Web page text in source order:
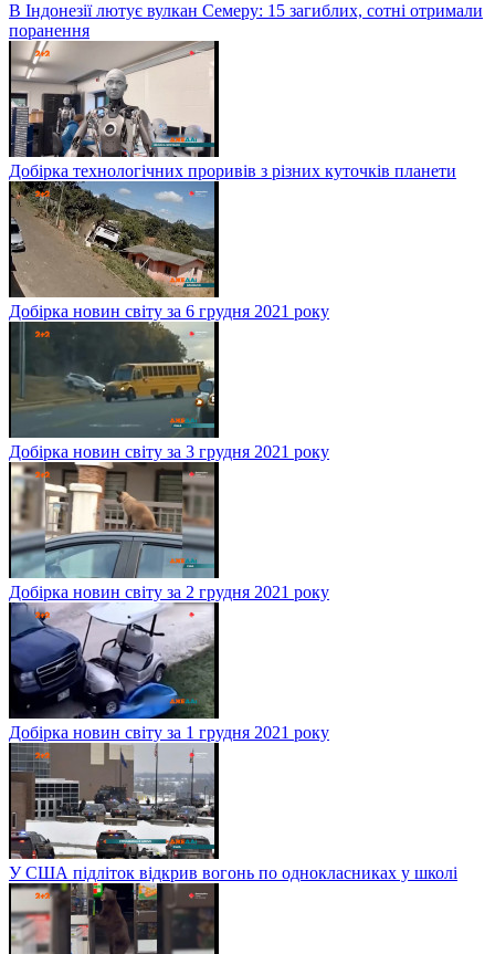
В Індонезії лютує вулкан Семеру: 15 загиблих, сотні отримали
поранення
Добірка технологічних проривів з різних куточків планети
Добірка новин світу за 6 грудня 2021 року
Добірка новин світу за 3 грудня 2021 року
Добірка новин світу за 2 грудня 2021 року
Добірка новин світу за 1 грудня 2021 року
У США підліток відкрив вогонь по однокласниках у школі